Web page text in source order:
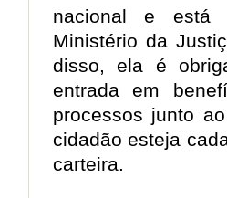
nacional e está
Ministério da
disso, ela é
entrada em
processos junto
cidadão esteja
carteira.